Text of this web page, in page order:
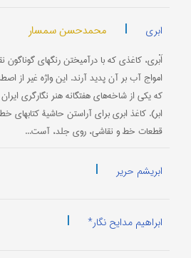
ابری | محمدحسن سمسار
اَبْری، كاغذی كه با درآمیختن رنگهای گوناگون
امواج آب بر آن پدید آرند. این واژه غیر از
كه یكی از شاخه‌های هفتگانه هنر نگارگری
ابر). كاغذ ابری برای آراستن حاشیۀ
قطعات خط و نقاشی، روی جلد، آست...
ابریشم حریر |
ابراهیم مدایح نگار* |